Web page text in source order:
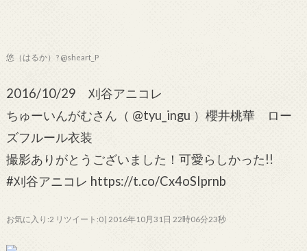
悠（はるか）? @sheart_P
2016/10/29 刈谷アニコレ
ちゅーいんがむさん（ @tyu_ingu ）櫻井桃華 ロー
ズフルール衣装
撮影ありがとうございました！可愛らしかった!!
#刈谷アニコレ https://t.co/Cx4oSIprnb
お気に入り:2 リツイート:0 | 2016年10月31日 22時06分23秒